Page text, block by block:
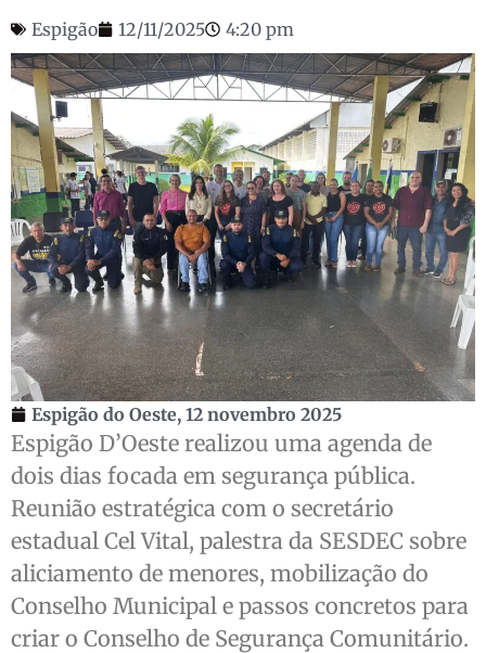
Espigão 12/11/2025 4:20 pm
Espigão do Oeste, 12 novembro 2025
Espigão D’Oeste realizou uma agenda de
dois dias focada em segurança pública.
Reunião estratégica com o secretário
estadual Cel Vital, palestra da SESDEC sobre
aliciamento de menores, mobilização do
Conselho Municipal e passos concretos para
criar o Conselho de Segurança Comunitário.